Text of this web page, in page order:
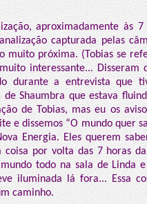
aproximadamente às
capturada pelas
muito próxima. (Tobias se
interessante... Disseram
durante a entrevista que
Shaumbra que estava
de Tobias, mas eu os
e dissemos “O mundo quer
Energia. Eles querem
coisa por volta das 7 horas
todo na sala de Linda
iluminada lá fora... Essa
caminho.